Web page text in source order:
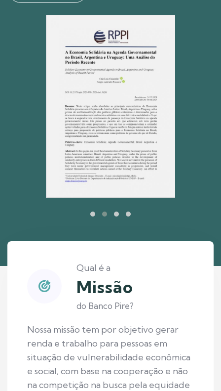
Qual é a
Missão
do Banco Pire?
Nossa missão tem por objetivo gerar
renda e trabalho para pessoas em
situação de vulnerabilidade econômica
e social, com base na cooperação e não
na competição na busca pela equidade